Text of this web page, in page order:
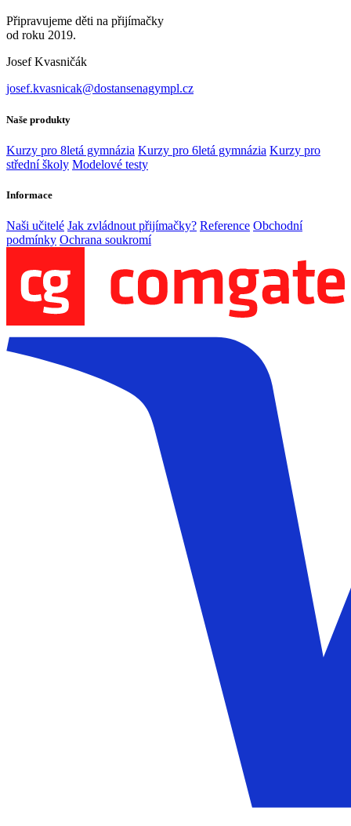
Připravujeme děti na přijímačky
od roku 2019.
Josef Kvasničák
josef.kvasnicak@dostansenagympl.cz
Naše produkty
Kurzy pro 8letá gymnázia Kurzy pro 6letá gymnázia Kurzy pro
střední školy Modelové testy
Informace
Naši učitelé Jak zvládnout přijímačky? Reference Obchodní
podmínky Ochrana soukromí